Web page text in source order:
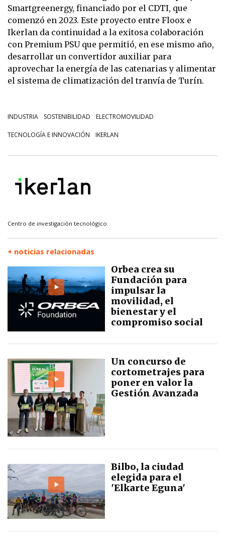
Smartgreenergy, financiado por el CDTI, que
comenzó en 2023. Este proyecto entre Floox e
Ikerlan da continuidad a la exitosa colaboración
con Premium PSU que permitió, en ese mismo año,
desarrollar un convertidor auxiliar para
aprovechar la energía de las catenarias y alimentar
el sistema de climatización del tranvía de Turín.
INDUSTRIA SOSTENIBILIDAD ELECTROMOVILIDAD
TECNOLOGÍA E INNOVACIÓN IKERLAN
Centro de investigación tecnológico.
+ noticias relacionadas
Orbea crea su
Fundación para
impulsar la
movilidad, el
bienestar y el
compromiso social
Un concurso de
cortometrajes para
poner en valor la
Gestión Avanzada
Bilbo, la ciudad
elegida para el
'Elkarte Eguna'